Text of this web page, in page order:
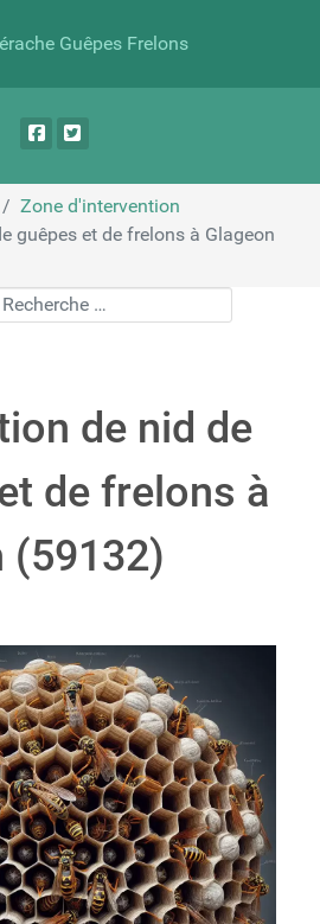
Guêpes Frelons
Zone d'intervention
guêpes et de frelons à Glageon
de nid de
de frelons à
(59132)